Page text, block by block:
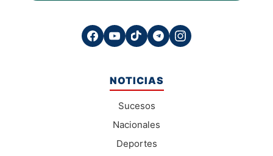
NOTICIAS
Sucesos
Nacionales
Deportes